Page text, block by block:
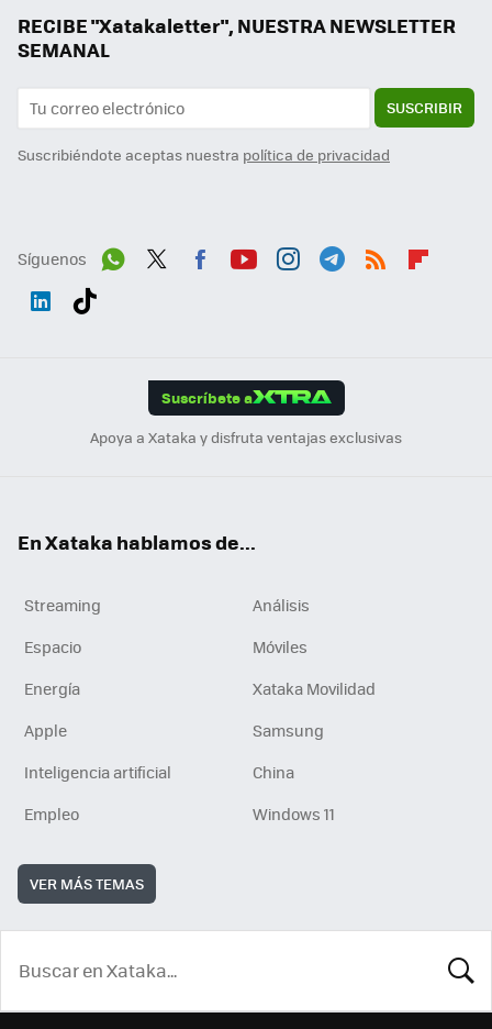
RECIBE "Xatakaletter", NUESTRA NEWSLETTER
SEMANAL
SUSCRIBIR
Suscribiéndote aceptas nuestra política de privacidad
Síguenos
Suscríbete a
Apoya a Xataka y disfruta ventajas exclusivas
En Xataka hablamos de...
Streaming
Análisis
Espacio
Móviles
Energía
Xataka Movilidad
Apple
Samsung
Inteligencia artificial
China
Empleo
Windows 11
VER MÁS TEMAS